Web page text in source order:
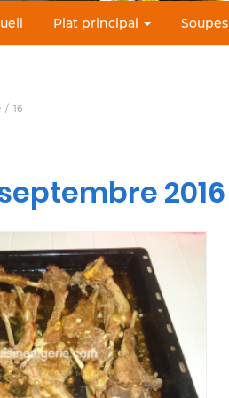
Plat principal Soupes
16
2016